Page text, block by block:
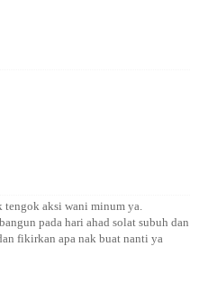
tengok aksi wani minum ya.
pada hari ahad solat subuh dan
fikirkan apa nak buat nanti ya